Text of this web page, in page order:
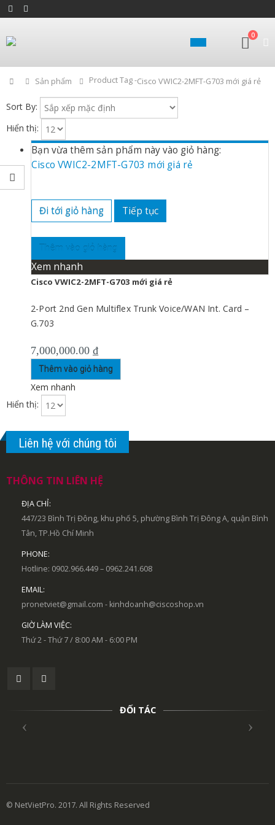
0
Home
Sản phẩm Product Tag -Cisco VWIC2-2MFT-G703 mới giá rẻ
Sort By:
Hiển thị:
Bạn vừa thêm sản phẩm này vào giỏ hàng:
Cisco VWIC2-2MFT-G703 mới giá rẻ
Đi tới giỏ hàng Tiếp tục
Thêm vào giỏ hàng
Xem nhanh
Cisco VWIC2-2MFT-G703 mới giá rẻ
2-Port 2nd Gen Multiflex Trunk Voice/WAN Int. Card –
G.703
7,000,000.00 ₫
Thêm vào giỏ hàng
Xem nhanh
Hiển thị:
Liên hệ với chúng tôi
THÔNG TIN LIÊN HỆ
ĐỊA CHỈ:
447/23 Bình Trị Đông, khu phố 5, phường Bình Trị Đông A, quận Bình
Tân, TP.Hồ Chí Minh
PHONE:
Hotline: 0902.966.449 – 0962.241.608
EMAIL:
pronetviet@gmail.com - kinhdoanh@ciscoshop.vn
GIỜ LÀM VIỆC:
Thứ 2 - Thứ 7 / 8:00 AM - 6:00 PM
ĐỐI TÁC
© NetVietPro. 2017. All Rights Reserved